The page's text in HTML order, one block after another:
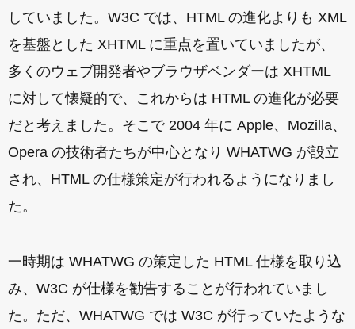
していました。W3C では、HTML の進化よりも XML
を基盤とした XHTML に重点を置いていましたが、
多くのウェブ開発者やブラウザベンダーは XHTML
に対して懐疑的で、これからは HTML の進化が必要
だと考えました。そこで 2004 年に Apple、Mozilla、
Opera の技術者たちが中心となり WHATWG が設立
され、HTML の仕様策定が行われるようになりまし
た。
一時期は WHATWG の策定した HTML 仕様を取り込
み、W3C が仕様を勧告することが行われていまし
た。ただ、WHATWG では W3C が行っていたような